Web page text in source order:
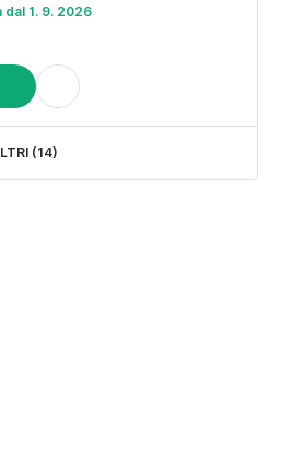
dal 1. 9. 2026
(14)